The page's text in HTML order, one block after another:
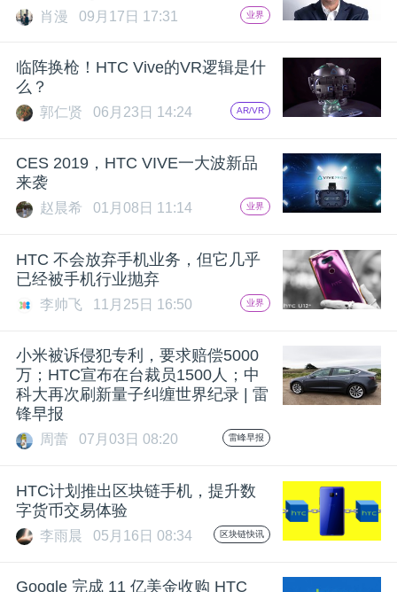
活
动
中
心
专
爱
搞
机
肖漫 09月17日 17:31 业界
临阵换枪！HTC Vive的VR逻辑是什
么？
郭仁贤 06月23日 14:24 AR/VR
CES 2019，HTC VIVE一大波新品
来袭
赵晨希 01月08日 11:14 业界
HTC 不会放弃手机业务，但它几乎
已经被手机行业抛弃
李帅飞 11月25日 16:50 业界
小米被诉侵犯专利，要求赔偿5000
万；HTC宣布在台裁员1500人；中
科大再次刷新量子纠缠世界纪录 | 雷
锋早报
周蕾 07月03日 08:20 雷峰早报
HTC计划推出区块链手机，提升数
字货币交易体验
李雨晨 05月16日 08:34 区块链快讯
Google 完成 11 亿美金收购 HTC